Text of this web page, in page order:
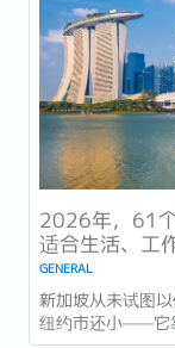
2026年，61
适合生活、工
GENERAL
新加坡从未试图
纽约市还小——它